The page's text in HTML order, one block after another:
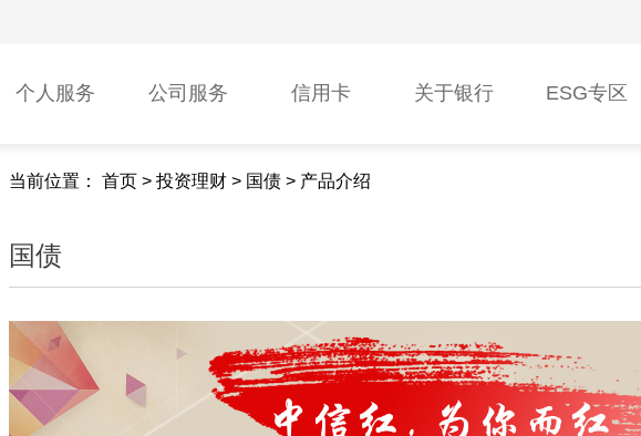
个人服务 公司服务 信用卡 关于银行 ESG专区
当前位置：首页 >投资理财 > 国债 > 产品介绍
国债